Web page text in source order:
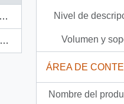
Nivel de
Volumen y
ÁREA DE
Nombre del